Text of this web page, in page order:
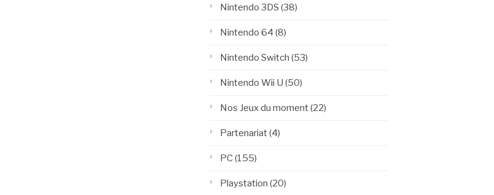
Nintendo 3DS (38)
Nintendo 64 (8)
Nintendo Switch (53)
Nintendo Wii U (50)
Nos Jeux du moment(22)
Partenariat(4)
PC(155)
Playstation (20)